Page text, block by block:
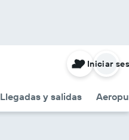
Llegadas y salidas
Iniciar